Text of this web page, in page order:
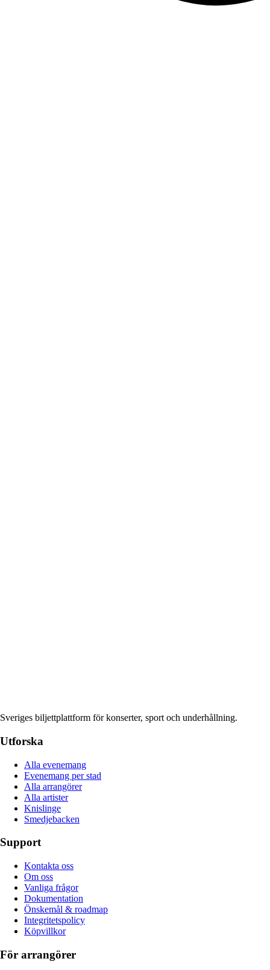
Sveriges biljettplattform för konserter, sport och underhållning.
Utforska
Alla evenemang
Evenemang per stad
Alla arrangörer
Alla artister
Knislinge
Smedjebacken
Support
Kontakta oss
Om oss
Vanliga frågor
Dokumentation
Önskemål & roadmap
Integritetspolicy
Köpvillkor
För arrangörer